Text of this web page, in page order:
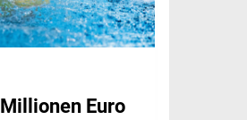
Euro